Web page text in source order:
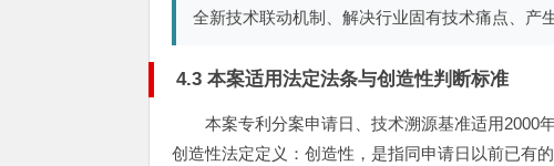
全新技术联动机制、解决行业固有技术痛点、产
4.3 本案适用法定法条与创造性判断标准
本案专利分案申请日、技术溯源基准适用2000
创造性法定定义：创造性，是指同申请日以前已有